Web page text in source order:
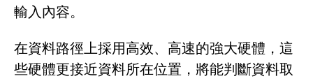
輸入內容。
在資料路徑上採用高效、高速的強大硬體，這
些硬體更接近資料所在位置，將能判斷資料取